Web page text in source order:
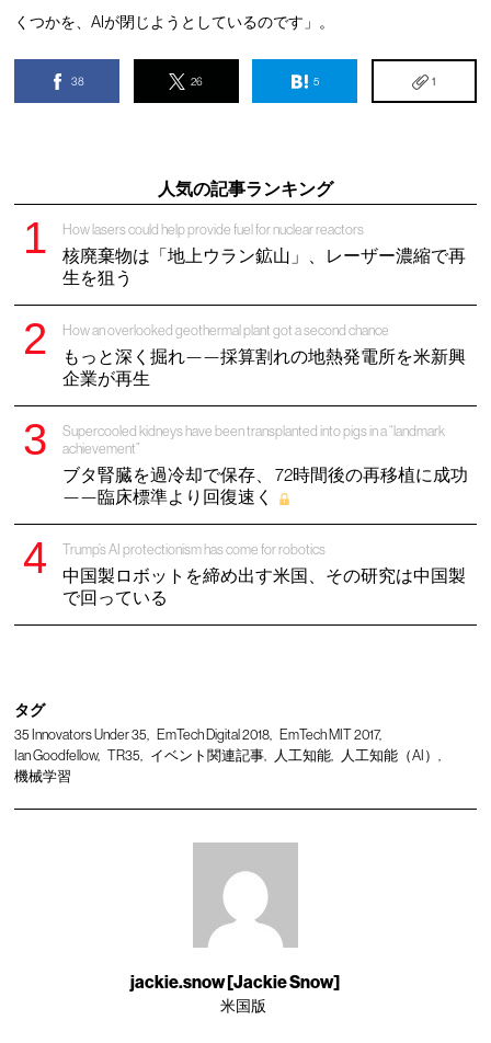
くつかを、AIが閉じようとしているのです」。
38 26 5 1
人気の記事ランキング
How lasers could help provide fuel for nuclear reactors
核廃棄物は「地上ウラン鉱山」、レーザー濃縮で再
生を狙う
How an overlooked geothermal plant got a second chance
もっと深く掘れ——採算割れの地熱発電所を米新興
企業が再生
Supercooled kidneys have been transplanted into pigs in a “landmark
achievement”
ブタ腎臓を過冷却で保存、 72時間後の再移植に成功
——臨床標準より回復速く
Trump’s AI protectionism has come for robotics
中国製ロボットを締め出す米国、その研究は中国製
で回っている
タグ
35 Innovators Under 35 EmTech Digital 2018
EmTech MIT 2017
Ian Goodfellow TR35 イベント関連記事 人工知能
人工知能（AI）
機械学習
jackie.snow [Jackie Snow]
米国版